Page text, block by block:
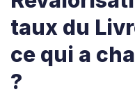
taux du
ce qui a
?